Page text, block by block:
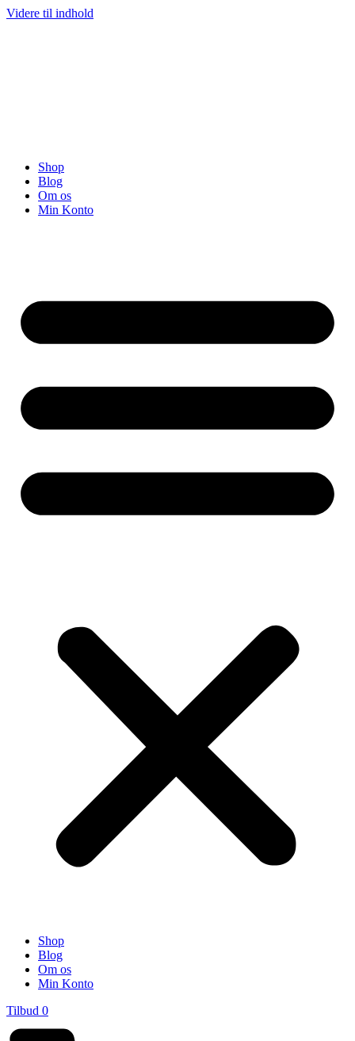
Videre til indhold
Shop
Blog
Om os
Min Konto
Shop
Blog
Om os
Min Konto
Tilbud 0